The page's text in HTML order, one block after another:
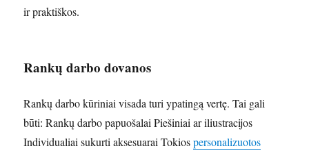
ir praktiškos.
Rankų darbo dovanos
Rankų darbo kūriniai visada turi ypatingą vertę. Tai gali
būti: Rankų darbo papuošalai Piešiniai ar iliustracijos
Individualiai sukurti aksesuarai Tokiospersonalizuotos